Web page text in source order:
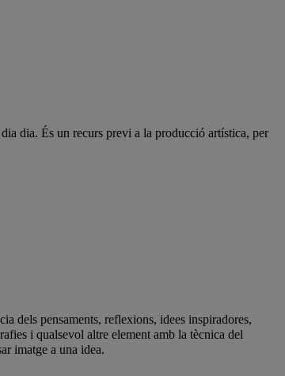
dia. És un recurs previ a la producció artística, per
dels pensaments, reflexions, idees inspiradores,
i qualsevol altre element amb la tècnica del
imatge a una idea.